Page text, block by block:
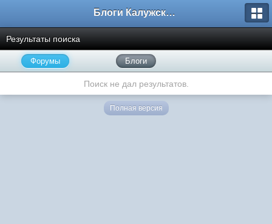
Блоги Калужского перекрестка
Результаты поиска
Форумы Блоги
Поиск не дал результатов.
Полная версия